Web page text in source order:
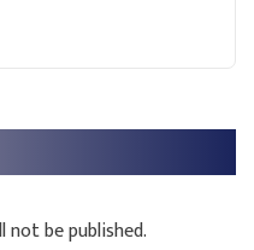
not be published.